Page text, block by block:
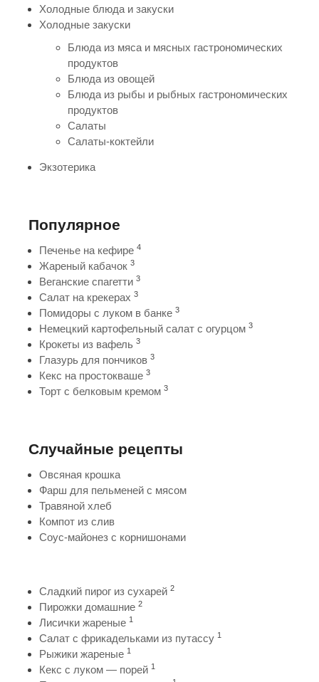
Холодные блюда и закуски
Холодные закуски
Блюда из мяса и мясных гастрономических
продуктов
Блюда из овощей
Блюда из рыбы и рыбных гастрономических
продуктов
Салаты
Салаты-коктейли
Экзотерика
Популярное
Печенье на кефире 4
Жареный кабачок 3
Веганские спагетти 3
Салат на крекерах 3
Помидоры с луком в банке 3
Немецкий картофельный салат с огурцом 3
Крокеты из вафель 3
Глазурь для пончиков 3
Кекс на простокваше 3
Торт с белковым кремом 3
Случайные рецепты
Овсяная крошка
Фарш для пельменей с мясом
Травяной хлеб
Компот из слив
Соус-майонез с корнишонами
Сладкий пирог из сухарей 2
Пирожки домашние 2
Лисички жареные 1
Салат с фрикадельками из путассу 1
Рыжики жареные 1
Кекс с луком — порей 1